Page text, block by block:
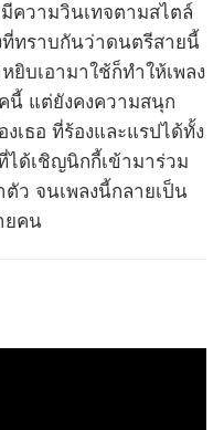
ความวินเทจตามสไตล์
ที่ทราบกันว่าดนตรีสายนี้
บเอามาใช้ก็ทำให้เพลง
นี้ แต่ยังคงความสนุก
เธอ ที่ร้องและแรปได้ทั้ง
ได้เชิญนิกกี้เข้ามาร่วม
ตัว จนเพลงนี้กลายเป็น
ยคน